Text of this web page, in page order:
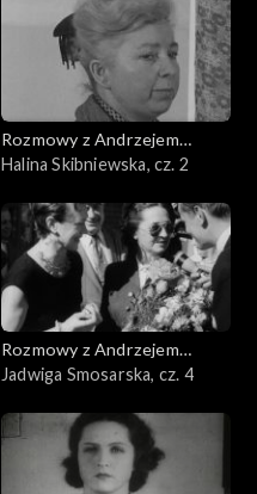
Rozmowy z Andrzejem
Doboszem
Halina Skibniewska, cz. 2
Rozmowy z Andrzejem
Doboszem
Jadwiga Smosarska, cz. 4